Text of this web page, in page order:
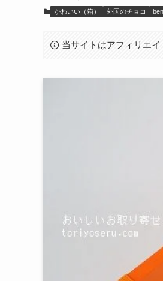
かわいい（箱） 外国のチョコ
当サイトはアフィリエイ